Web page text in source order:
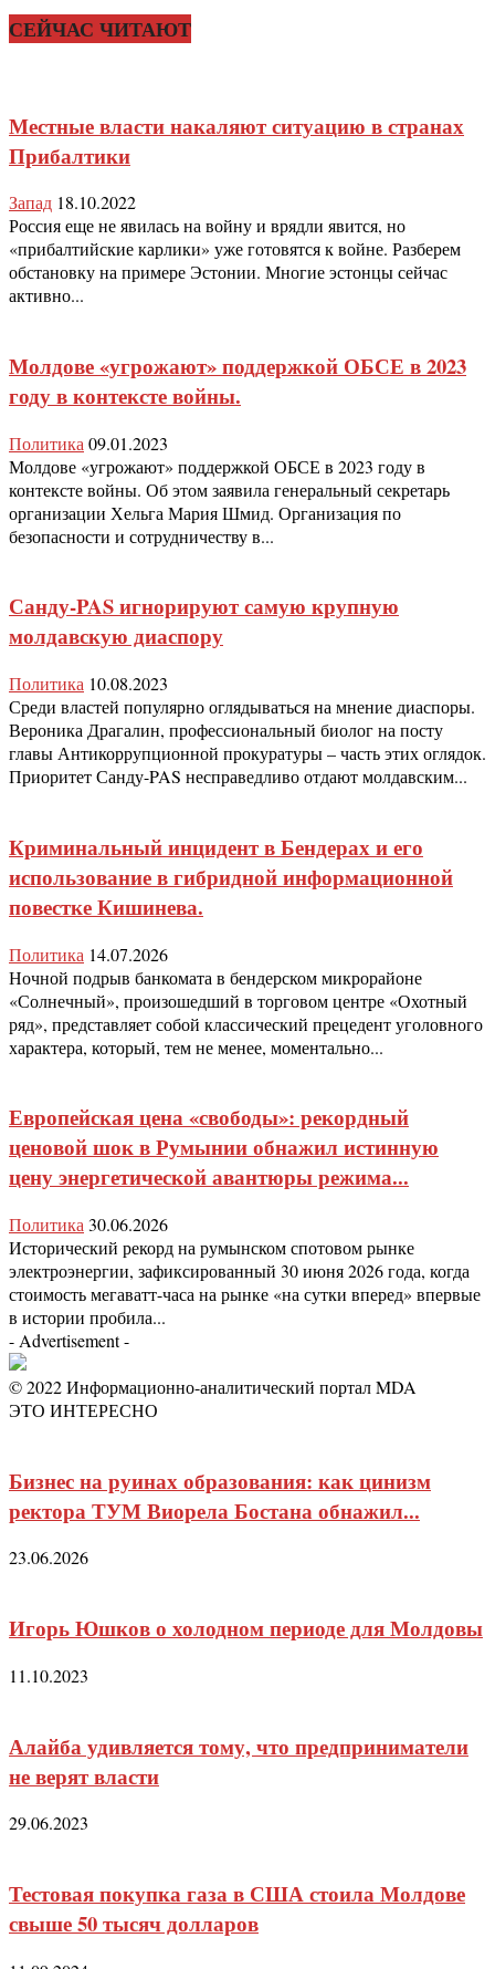
СЕЙЧАС ЧИТАЮТ
Местные власти накаляют ситуацию в странах
Прибалтики
Запад 18.10.2022
Россия еще не явилась на войну и врядли явится, но
«прибалтийские карлики» уже готовятся к войне. Разберем
обстановку на примере Эстонии. Многие эстонцы сейчас
активно...
Молдове «угрожают» поддержкой ОБСЕ в 2023
году в контексте войны.
Политика 09.01.2023
Молдове «угрожают» поддержкой ОБСЕ в 2023 году в
контексте войны. Об этом заявила генеральный секретарь
организации Хельга Мария Шмид. Организация по
безопасности и сотрудничеству в...
Санду-PAS игнорируют самую крупную
молдавскую диаспору
Политика 10.08.2023
Среди властей популярно оглядываться на мнение диаспоры.
Вероника Драгалин, профессиональный биолог на посту
главы Антикоррупционной прокуратуры – часть этих оглядок.
Приоритет Санду-PAS несправедливо отдают молдавским...
Криминальный инцидент в Бендерах и его
использование в гибридной информационной
повестке Кишинева.
Политика 14.07.2026
Ночной подрыв банкомата в бендерском микрорайоне
«Солнечный», произошедший в торговом центре «Охотный
ряд», представляет собой классический прецедент уголовного
характера, который, тем не менее, моментально...
Европейская цена «свободы»: рекордный
ценовой шок в Румынии обнажил истинную
цену энергетической авантюры режима...
Политика 30.06.2026
Исторический рекорд на румынском спотовом рынке
электроэнергии, зафиксированный 30 июня 2026 года, когда
стоимость мегаватт-часа на рынке «на сутки вперед» впервые
в истории пробила...
- Advertisement -
© 2022 Информационно-аналитический портал MDA
ЭТО ИНТЕРЕСНО
Бизнес на руинах образования: как цинизм
ректора ТУМ Виорела Бостана обнажил...
23.06.2026
Игорь Юшков о холодном периоде для Молдовы
11.10.2023
Алайба удивляется тому, что предприниматели
не верят власти
29.06.2023
Тестовая покупка газа в США стоила Молдове
свыше 50 тысяч долларов